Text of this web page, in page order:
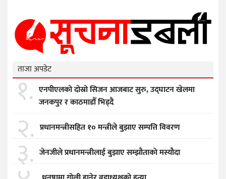
ताजा अपडेट
१. एनपीएलको दोस्रो सिजन आजबाट सुरु, उद्घाटन खेलमा
जनकपुर र काठमाडौँ भिड्दै
२. प्रधानमन्त्रीसहित १० मन्त्रीले बुझाए सम्पत्ति विवरण
३. जेनजीले प्रधानमन्त्रीलाई बुझाए सम्झाैताकाे मस्याैदा